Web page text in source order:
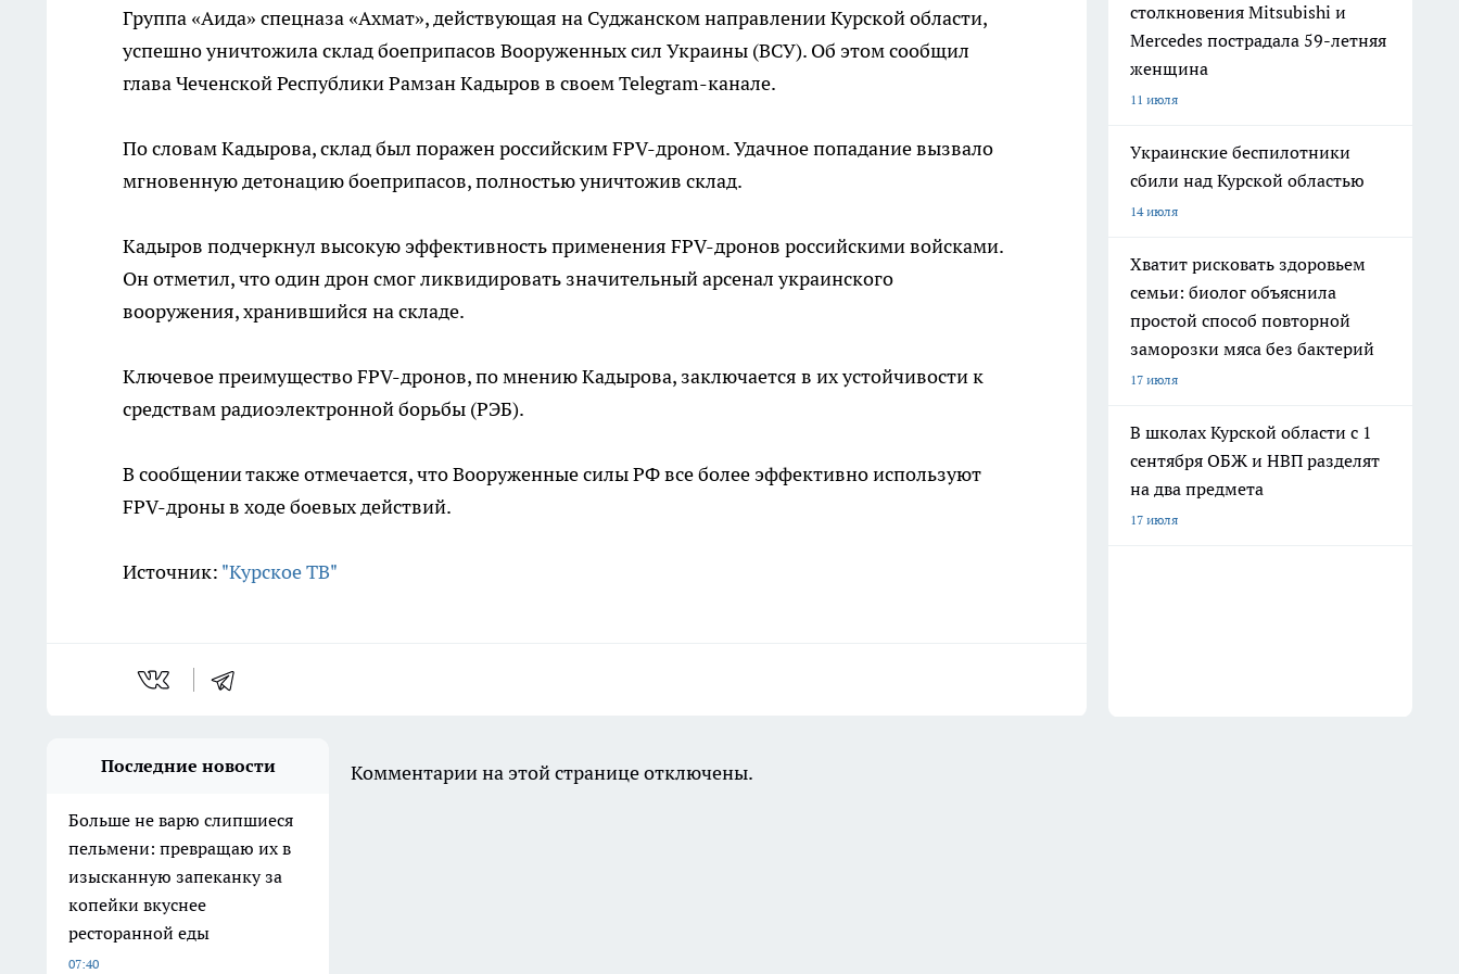
Группа «Аида» спецназа «Ахмат», действующая на Суджанском направлении Курской области,
успешно уничтожила склад боеприпасов Вооруженных сил Украины (ВСУ). Об этом сообщил
глава Чеченской Республики Рамзан Кадыров в своем Telegram-канале.
По словам Кадырова, склад был поражен российским FPV-дроном. Удачное попадание вызвало
мгновенную детонацию боеприпасов, полностью уничтожив склад.
Кадыров подчеркнул высокую эффективность применения FPV-дронов российскими войсками.
Он отметил, что один дрон смог ликвидировать значительный арсенал украинского
вооружения, хранившийся на складе.
Ключевое преимущество FPV-дронов, по мнению Кадырова, заключается в их устойчивости к
средствам радиоэлектронной борьбы (РЭБ).
В сообщении также отмечается, что Вооруженные силы РФ все более эффективно используют
FPV-дроны в ходе боевых действий.
Источник: "Курское ТВ"
столкновения Mitsubishi и
Mercedes пострадала 59-летняя
женщина
11 июля
Украинские беспилотники
сбили над Курской областью
14 июля
Хватит рисковать здоровьем
семьи: биолог объяснила
простой способ повторной
заморозки мяса без бактерий
17 июля
В школах Курской области с 1
сентября ОБЖ и НВП разделят
на два предмета
17 июля
Последние новости
Больше не варю слипшиеся
пельмени: превращаю их в
изысканную запеканку за
копейки вкуснее
ресторанной еды
07:40
Комментарии на этой странице отключены.